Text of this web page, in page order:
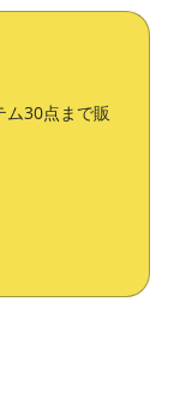
ム30点まで販